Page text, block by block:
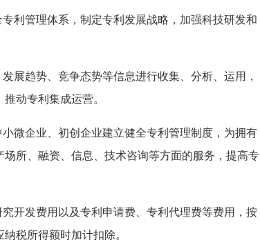
利管理体系，制定专利发展战略，加强科技研发和
展趋势、竞争态势等信息进行收集、分析、运用，
动专利集成运营。
微企业、初创企业建立健全专利管理制度，为拥有
所、融资、信息、技术咨询等方面的服务，提高专
开发费用以及专利申请费、专利代理费等费用，按
税所得额时加计扣除。